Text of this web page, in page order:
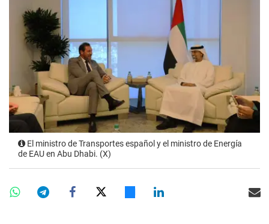
El ministro de Transportes español y el ministro de Energía
de EAU en Abu Dhabi. (X)